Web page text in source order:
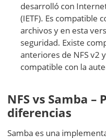
desarrolló con
(IETF). Es compatible
archivos y en esta
seguridad. Existe
anteriores de NFS v2
compatible con la
NFS vs Samba –
diferencias
Samba es una